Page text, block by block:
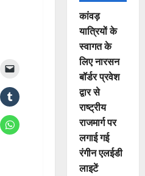
कांवड़
यात्रियों के
स्वागत के
लिए नारसन
बॉर्डर प्रवेश
द्वार से
राष्ट्रीय
राजमार्ग पर
लगाई गई
रंगीन एलईडी
लाइटें